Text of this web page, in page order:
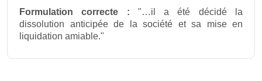
Formulation correcte : "…il a été décidé la
dissolution anticipée de la société et sa mise en
liquidation amiable."